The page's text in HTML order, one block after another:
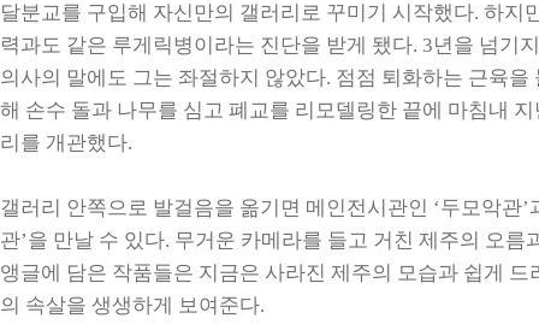
달분교를 구입해 자신만의 갤러리로 꾸미기 시작했다. 하지
력과도 같은 루게릭병이라는 진단을 받게 됐다. 3년을 넘기
의사의 말에도 그는 좌절하지 않았다. 점점 퇴화하는 근육을
해 손수 돌과 나무를 심고 폐교를 리모델링한 끝에 마침내
리를 개관했다.
갤러리 안쪽으로 발걸음을 옮기면 메인전시관인 ‘두모악관’
관’을 만날 수 있다. 무거운 카메라를 들고 거친 제주의 오름
앵글에 담은 작품들은 지금은 사라진 제주의 모습과 쉽게 드
의 속살을 생생하게 보여준다.